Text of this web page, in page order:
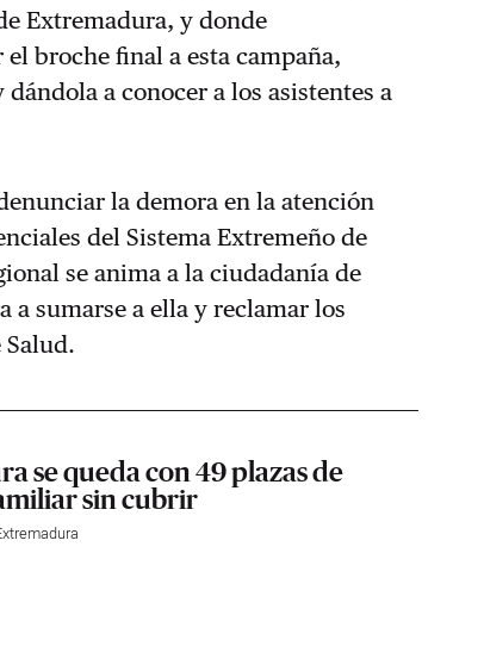
Extremadura, y donde
broche final a esta campaña,
a conocer a los asistentes a
la demora en la atención
del Sistema Extremeño de
se anima a la ciudadanía de
a sumarse a ella y reclamar los
Salud.
se queda con 49 plazas de
sin cubrir